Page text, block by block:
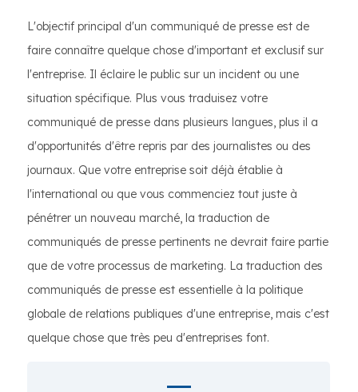
L'objectif principal d'un communiqué de presse est de
faire connaître quelque chose d'important et exclusif sur
l'entreprise. Il éclaire le public sur un incident ou une
situation spécifique. Plus vous traduisez votre
communiqué de presse dans plusieurs langues, plus il a
d'opportunités d'être repris par des journalistes ou des
journaux. Que votre entreprise soit déjà établie à
l'international ou que vous commenciez tout juste à
pénétrer un nouveau marché, la traduction de
communiqués de presse pertinents ne devrait faire partie
que de votre processus de marketing. La traduction des
communiqués de presse est essentielle à la politique
globale de relations publiques d'une entreprise, mais c'est
quelque chose que très peu d'entreprises font.